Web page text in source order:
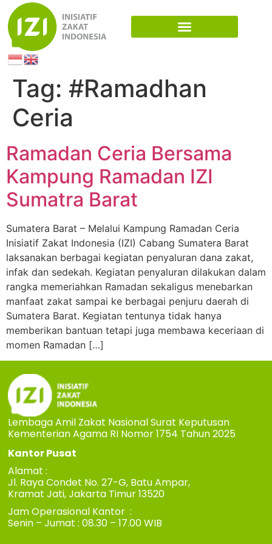
Tag: #Ramadhan
Ceria
Ramadan Ceria Bersama
Kampung Ramadan IZI
Sumatra Barat
Sumatera Barat – Melalui Kampung Ramadan Ceria
Inisiatif Zakat Indonesia (IZI) Cabang Sumatera Barat
laksanakan berbagai kegiatan penyaluran dana zakat,
infak dan sedekah. Kegiatan penyaluran dilakukan dalam
rangka memeriahkan Ramadan sekaligus menebarkan
manfaat zakat sampai ke berbagai penjuru daerah di
Sumatera Barat. Kegiatan tentunya tidak hanya
memberikan bantuan tetapi juga membawa keceriaan di
momen Ramadan […]
Lembaga Amil Zakat Nasional Surat Keputusan
Kementerian Agama RI Nomor 1754 Tahun 2025
Kantor Pusat
Alamat :
Jl. Raya Condet No. 27-G, Batu Ampar,
Kramat Jati, Jakarta Timur 13520
Jam Operasional Kantor :
Senin – Jumat : 08.30 – 17.00 WIB